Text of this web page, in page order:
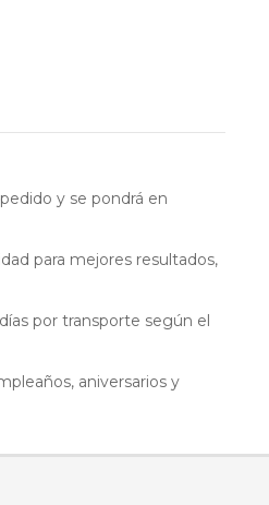
y se pondrá en
para mejores resultados,
por transporte según el
aniversarios y